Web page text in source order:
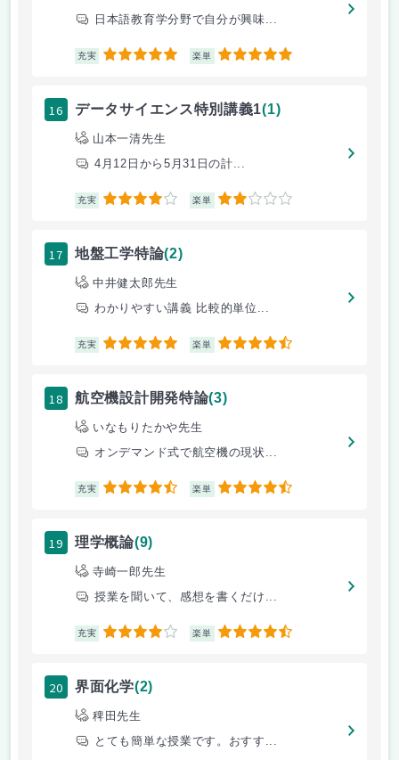
日本語教育学分野で自分が興味...
充実 5 楽単 5
16 データサイエンス特別講義1(1)
山本一清先生
4月12日から5月31日の計...
充実 4 楽単 2
17 地盤工学特論(2)
中井健太郎先生
わかりやすい講義 比較的単位...
充実 5 楽単 4.5
18 航空機設計開発特論(3)
いなもりたかや先生
オンデマンド式で航空機の現状...
充実 4.5 楽単 4.5
19 理学概論(9)
寺崎一郎先生
授業を聞いて、感想を書くだけ...
充実 4 楽単 4.5
20 界面化学(2)
稗田先生
とても簡単な授業です。おすす...